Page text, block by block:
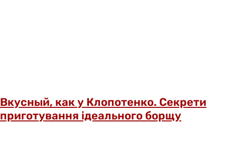
Вкусный, как у Клопотенко. Секрети
приготування ідеального борщу